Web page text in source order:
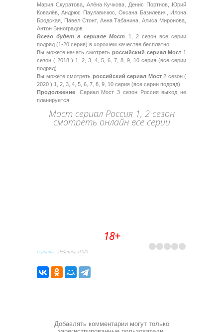
Мария Скуратова, Алёна Кучкова, Денис Портнов, Юрий
Ковалёв, Андрюс Паулавичюс, Оксана Базилевич, Илона
Бродская, Павел Стонт, Анна Табанина, Алиса Миронова,
Антон Виноградов
Всего будет в сериале Мост 1, 2 сезон все серии
подряд (1-20 серия) в хорошем качестве бесплатно
Вы можете начать смотреть российский сериал Мост 1
сезон ( 2018 ) 1, 2, 3, 4, 5, 6, 7, 8, 9, 10 серия (все серии
подряд)
Вы можете смотреть российский сериал Мост2 сезон (
2020 ) 1, 2, 3, 4, 5, 6, 7, 8, 9, 10 серия (все серии подряд)
Продолжение: Сериал Мост 3 сезон Россия выход не
планируется
Мост сериал Россия 1, 2 сезон
смотреть онлайн все серии
18+
Сериалы Рейтинг:0.0/0
Добавлять комментарии могут только